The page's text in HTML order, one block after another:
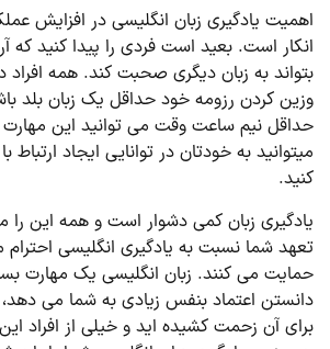
اهمیت یادگیری زبان انگلیسی در افزایش
انکار است. بعید است فردی را پیدا کنید که
بتواند به زبان دیگری صحبت کند. همه افراد
وزین کردن رزومه خود حداقل یک زبان بلد
حداقل نیم ساعت وقت می ­توانید این
می­توانید به خودتان در توانایی ایجاد ارتباط
کنید.
یادگیری زبان کمی دشوار است و همه این را
تعهد شما نسبت به یادگیری انگلیسی احترام
حمایت می­ کنند. زبان انگلیسی یک مهارت
دانستن اعتماد بنفس زیادی به شما می ­دهد،
برای آن زحمت کشیده ­اید و خیلی از افراد این